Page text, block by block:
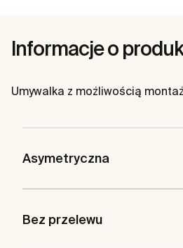
Informacje o
Umywalka z możliwością
Asymetryczna
Bez przelewu